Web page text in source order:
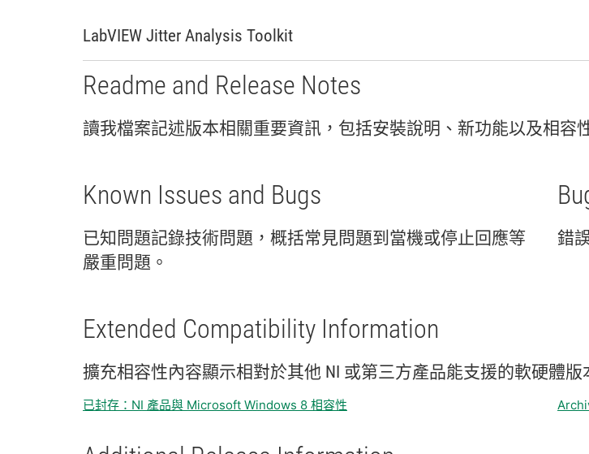
LabVIEW Jitter Analysis Toolkit
Readme and Release Notes
讀我檔案記述版本相關重要資訊， 包括安裝說明、 新功能以及相容
Known Issues and Bugs
已知 問題記錄技術問題， 概括常見問題到 當機或停止 回應等
嚴重問題。
錯
Extended Compatibility Information
擴充相容性內容顯示相對於其他 NI 或第三方產品能支援的軟硬體版
已封存：NI 產品與 Microsoft Windows 8 相容性